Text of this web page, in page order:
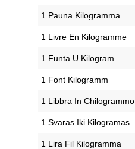
‎1 Pauna Kilogramma
‎1 Livre En Kilogramme
‎1 Funta U Kilogram
‎1 Font Kilogramm
‎1 Libbra In Chilogrammo
‎1 Svaras Iki Kilogramas
‎1 Lira Fil Kilogramma